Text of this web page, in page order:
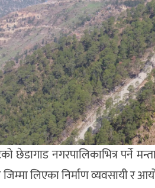
छेडागाड नगरपालिकाभित्र पर्ने
जिम्मा लिएका निर्माण व्यवसायी